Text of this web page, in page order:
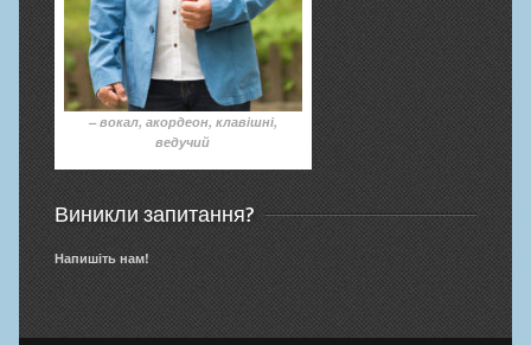
– вокал, акордеон, клавішні,
ведучий
Виникли запитання?
Напишіть нам!